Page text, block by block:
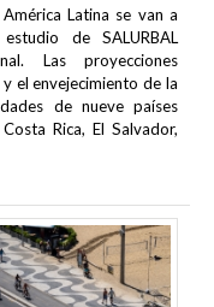
Latina se van a
de SALURBAL
. Las proyecciones
el envejecimiento de la
de nueve países
Rica, El Salvador,